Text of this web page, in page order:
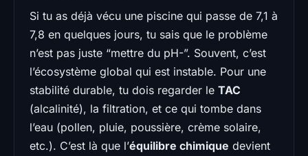
Si tu as déjà vécu une piscine qui passe de 7,1 à
7,8 en quelques jours, tu sais que le problème
n’est pas juste “mettre du pH-”. Souvent, c’est
l’écosystème global qui est instable. Pour une
stabilité durable, tu dois regarder le TAC
(alcalinité), la filtration, et ce qui tombe dans
l’eau (pollen, pluie, poussière, crème solaire,
etc.). C’est là que l’équilibre chimique devient